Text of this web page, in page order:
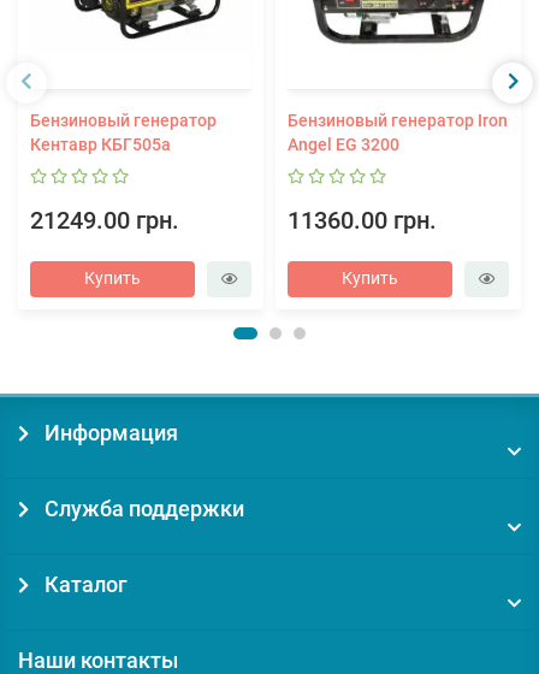
Бензиновый генератор
Кентавр КБГ505а
21249.00 грн.
Купить
Бензиновый генератор Iron
Angel EG 3200
11360.00 грн.
Купить
Информация
Служба поддержки
Каталог
Наши контакты